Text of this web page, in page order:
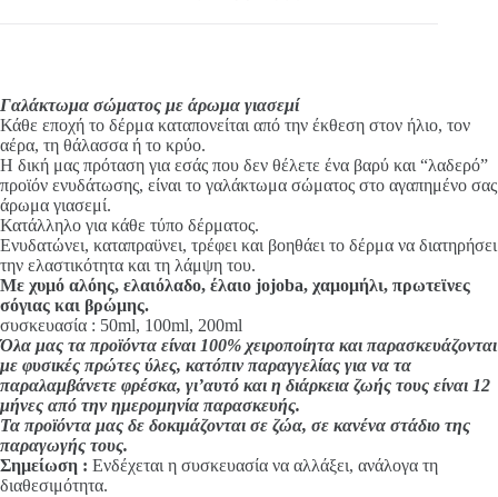
Γαλάκτωμα σώματος με άρωμα γιασεμί
Κάθε εποχή το δέρμα καταπονείται από την έκθεση στον ήλιο, τον
αέρα, τη θάλασσα ή το κρύο.
Η δική μας πρόταση για εσάς που δεν θέλετε ένα βαρύ και “λαδερό”
προϊόν ενυδάτωσης, είναι το γαλάκτωμα σώματος στο αγαπημένο σας
άρωμα γιασεμί.
Κατάλληλο για κάθε τύπο δέρματος.
Ενυδατώνει, καταπραϋνει, τρέφει και βοηθάει το δέρμα να διατηρήσει
την ελαστικότητα και τη λάμψη του.
Με χυμό αλόης, ελαιόλαδο, έλαιο jojoba, χαμομήλι, πρωτεϊνες
σόγιας και βρώμης.
συσκευασία : 50ml, 100ml, 200ml
Όλα μας τα προϊόντα είναι 100% χειροποίητα και παρασκευάζονται
με φυσικές πρώτες ύλες, κατόπιν παραγγελίας για να τα
παραλαμβάνετε φρέσκα, γι’αυτό και η διάρκεια ζωής τους είναι 12
μήνες από την ημερομηνία παρασκευής.
Τα προϊόντα μας δε δοκιμάζονται σε ζώα, σε κανένα στάδιο της
παραγωγής τους.
Σημείωση : Ενδέχεται η συσκευασία να αλλάξει, ανάλογα τη
διαθεσιμότητα.